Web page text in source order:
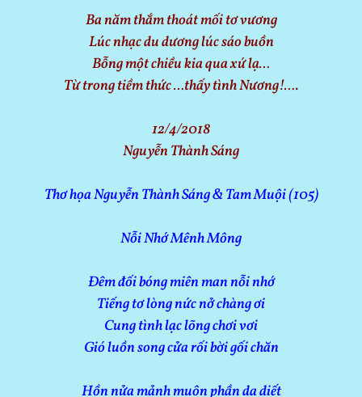
Ba năm thắm thoát mối tơ vương
Lúc nhạc du dương lúc sáo buồn
Bỗng một chiều kia qua xứ lạ…
Từ trong tiềm thức …thấy tình Nương!….
12/4/2018
Nguyễn Thành Sáng
Thơ họa Nguyễn Thành Sáng & Tam Muội (105)
Nỗi Nhớ Mênh Mông
Đêm đối bóng miên man nỗi nhớ
Tiếng tơ lòng nức nở chàng ơi
Cung tình lạc lõng chơi vơi
Gió luồn song cửa rối bời gối chăn
Hồn nửa mảnh muôn phần da diết